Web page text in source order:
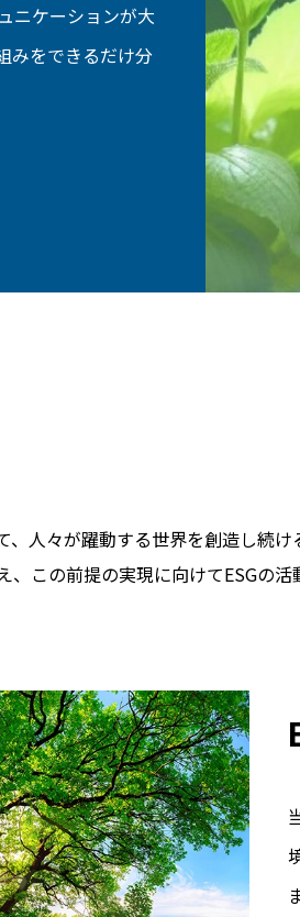
ニケーションが大
みをできるだけ分
人々が躍動する世界を創造し続
この前提の実現に向けてESGの活